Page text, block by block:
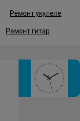
Ремонт укулеле
Ремонт гитар